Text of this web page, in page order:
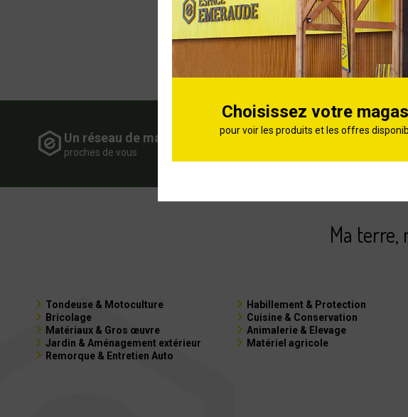
Un réseau de magasins
proches de vous
Experts depuis 1980
Ma
Tondeuse & Motoculture
Bricolage
Matériaux & Gros œuvre
Jardin & Aménagement extérieur
Remorque & Entretien Auto
Habillement & Protection
Cuisine & Conservation
Animalerie & Elevage
Matériel agricole
Choisissez votre
pour voir les produits et les offres